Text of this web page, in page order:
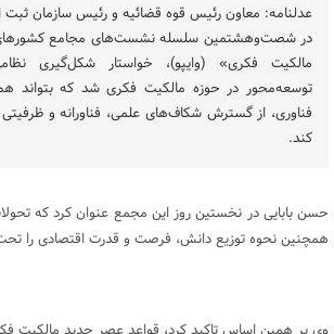
عدلنامه: معاون رئیس قوه قضائیه و رئیس سازمان ثبت
در شصت‌وهشتمین سلسله نشست‌های مجامع
مالکیت فکری» (وایپو)، خواستار شکل‌گیری
توسعه‌محور در حوزه مالکیت فکری شد که بتواند
فناوری، از گسترش شکاف‌های علمی، فناورانه و
کند.
حسن بابایی در نخستین روز این مجمع عنوان کرد که
همچنین نحوه توزیع دانش، فرصت و قدرت اقتصادی را تحت